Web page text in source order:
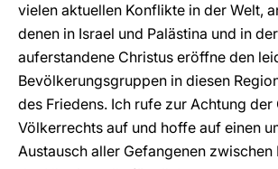
vielen aktuellen Konflikte in der Welt,
denen in Israel und Palästina und in
auferstandene Christus eröffne den
Bevölkerungsgruppen in diesen
des Friedens. Ich rufe zur Achtung der
Völkerrechts auf und hoffe auf einen
Austausch aller Gefangenen zwischen